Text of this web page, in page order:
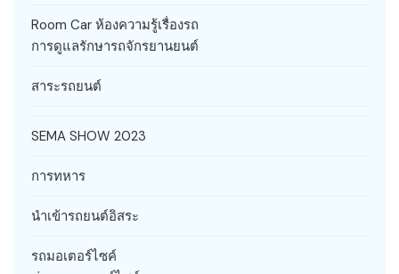
Room Car ห้องความรู้เรื่องรถ
การดูแลรักษารถจักรยานยนต์
สาระรถยนต์
SEMA SHOW 2023
การทหาร
นำเข้ารถยนต์อิสระ
รถมอเตอร์ไซค์